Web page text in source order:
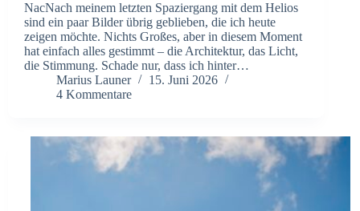
NacNach meinem letzten Spaziergang mit dem Helios
sind ein paar Bilder übrig geblieben, die ich heute
zeigen möchte. Nichts Großes, aber in diesem Moment
hat einfach alles gestimmt – die Architektur, das Licht,
die Stimmung. Schade nur, dass ich hinter…
Marius Launer
15. Juni 2026
4 Kommentare